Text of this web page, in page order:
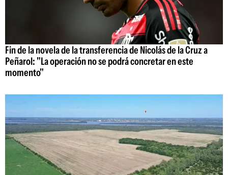
Fin de la novela de la transferencia de Nicolás de la Cruz a
Peñarol: "La operación no se podrá concretar en este
momento"